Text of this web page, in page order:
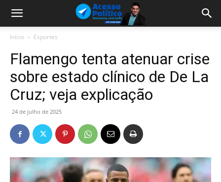
Início Esportes
Flamengo tenta atenuar crise
sobre estado clínico de De La
Cruz; veja explicação
24 de julho de 2025